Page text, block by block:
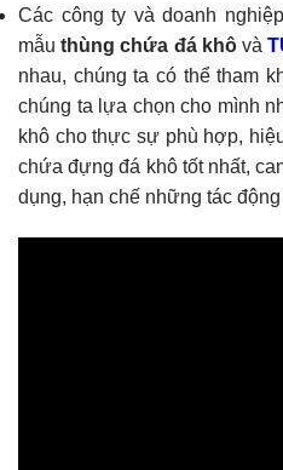
Các công ty và doanh
mẫuthùng chứa đá khô và
nhau, chúng ta có thể tham
chúng ta lựa chọn cho mình
khô cho thực sự phù hợp,
chứa đựng đá khô tốt nhất,
dụng, hạn chế những tác